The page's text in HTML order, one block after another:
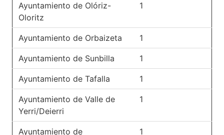
Ayuntamiento de Olóriz-
Oloritz
1
Ayuntamiento de Orbaizeta 1
Ayuntamiento de Sunbilla 1
Ayuntamiento de Tafalla 1
Ayuntamiento de Valle de
Yerri/Deierri
1
Ayuntamiento de 1